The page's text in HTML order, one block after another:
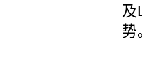
及
势